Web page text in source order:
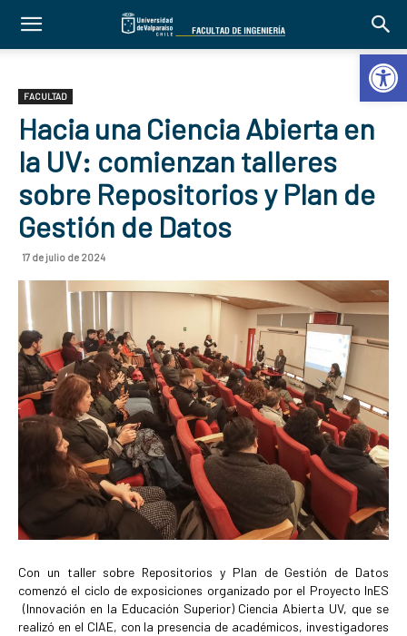
Abrir
FACULTAD
Hacia una Ciencia Abierta en
la UV: comienzan talleres
sobre Repositorios y Plan de
Gestión de Datos
17 de julio de 2024
Con un taller sobre Repositorios y Plan de Gestión de Datos
comenzó el ciclo de exposiciones organizado por el Proyecto InES
(Innovación en la Educación Superior) Ciencia Abierta UV, que se
realizó en el CIAE, con la presencia de académicos, investigadores